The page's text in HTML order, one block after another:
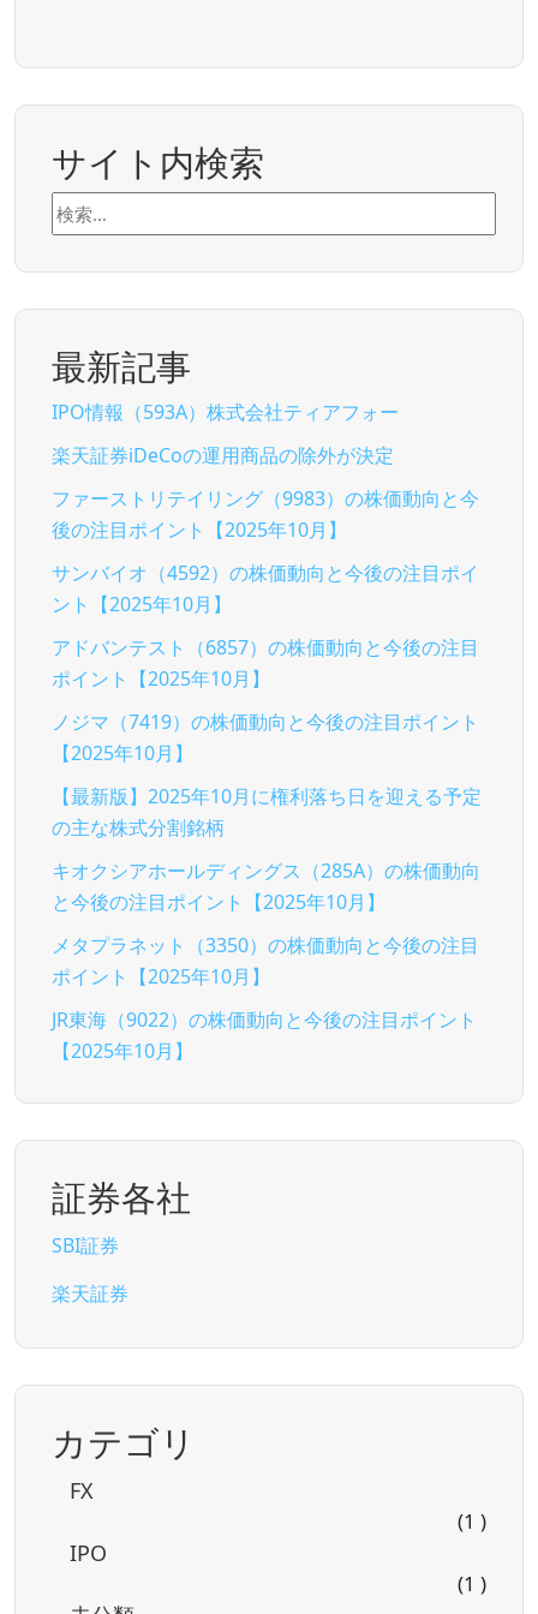
サイト内検索
検
索:
最新記事
IPO情報（593A）株式会社ティアフォー
楽天証券iDeCoの運用商品の除外が決定
ファーストリテイリング（9983）の株価動向と今
後の注目ポイント【2025年10月】
サンバイオ（4592）の株価動向と今後の注目ポイ
ント【2025年10月】
アドバンテスト（6857）の株価動向と今後の注目
ポイント【2025年10月】
ノジマ（7419）の株価動向と今後の注目ポイント
【2025年10月】
【最新版】2025年10月に権利落ち日を迎える予定
の主な株式分割銘柄
キオクシアホールディングス（285A）の株価動向
と今後の注目ポイント【2025年10月】
メタプラネット（3350）の株価動向と今後の注目
ポイント【2025年10月】
JR東海（9022）の株価動向と今後の注目ポイント
【2025年10月】
証券各社
SBI証券
楽天証券
カテゴリ
FX
(1 )
IPO
(1 )